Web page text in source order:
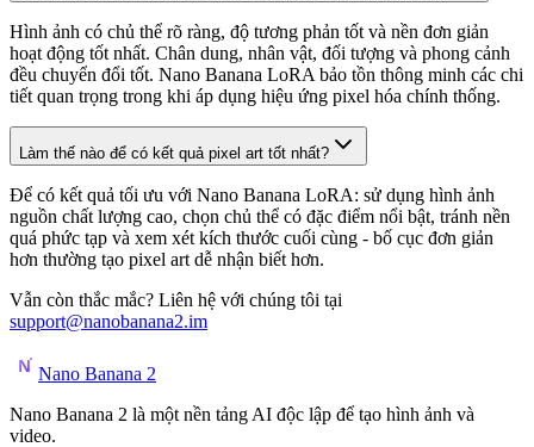
Hình ảnh có chủ thể rõ ràng, độ tương phản tốt và nền đơn giản
hoạt động tốt nhất. Chân dung, nhân vật, đối tượng và phong cảnh
đều chuyển đổi tốt. Nano Banana LoRA bảo tồn thông minh các chi
tiết quan trọng trong khi áp dụng hiệu ứng pixel hóa chính thống.
Làm thế nào để có kết quả pixel art tốt nhất?
Để có kết quả tối ưu với Nano Banana LoRA: sử dụng hình ảnh
nguồn chất lượng cao, chọn chủ thể có đặc điểm nổi bật, tránh nền
quá phức tạp và xem xét kích thước cuối cùng - bố cục đơn giản
hơn thường tạo pixel art dễ nhận biết hơn.
Vẫn còn thắc mắc? Liên hệ với chúng tôi tại
support@nanobanana2.im
Nano Banana 2
Nano Banana 2 là một nền tảng AI độc lập để tạo hình ảnh và
video.